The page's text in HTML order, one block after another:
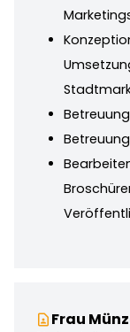
contact_page Frau